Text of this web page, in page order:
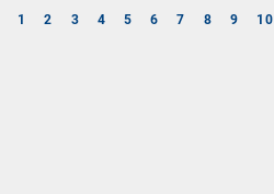
1 2 3 4 5 6 7 8 9 10